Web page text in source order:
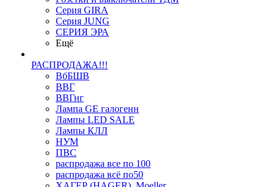
Серия GIRA
Серия JUNG
СЕРИЯ ЭРА
Ещё
РАСПРОДАЖА!!!
ВбБШВ
ВВГ
ВВГнг
Лампа GE галогенн
Лампы LED SALE
Лампы КЛЛ
НУМ
ПВС
распродажа все по 100
распродажа всё по50